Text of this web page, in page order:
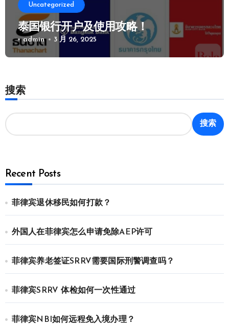
Uncategorized
泰国银行开户及使用攻略！
admin 3 月 26, 2025
搜索
搜索
Recent Posts
菲律宾退休移民如何打款？
外国人在菲律宾怎么申请免除AEP许可
菲律宾养老签证SRRV需要国际刑警调查吗？
菲律宾SRRV 体检如何一次性通过
菲律宾NBI如何远程免入境办理？